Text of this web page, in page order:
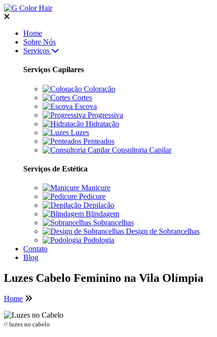
Home
Sobre Nós
Serviços
Serviços Capilares
Coloração
Cortes
Escova
Progressiva
Hidratação
Luzes
Penteados
Consultoria Capilar
Serviços de Estética
Manicure
Pedicure
Depilação
Blindagem
Sobrancelhas
Design de Sobrancelhas
Podologia
Contato
Blog
Luzes Cabelo Feminino na Vila Olímpia
Home
// luzes no cabelo